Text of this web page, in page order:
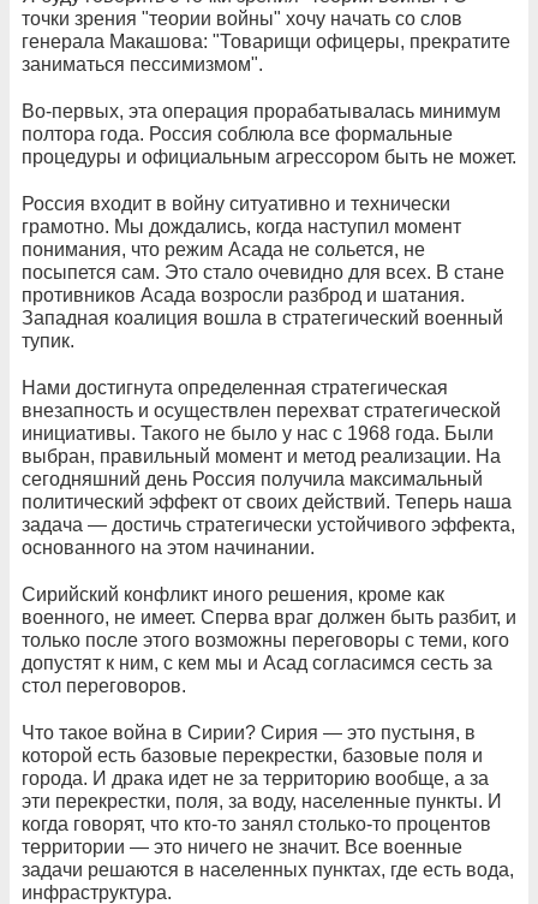
точки зрения "теории войны" хочу начать со слов
генерала Макашова: "Товарищи офицеры, прекратите
заниматься пессимизмом".
Во-первых, эта операция прорабатывалась минимум
полтора года. Россия соблюла все формальные
процедуры и официальным агрессором быть не может.
Россия входит в войну ситуативно и технически
грамотно. Мы дождались, когда наступил момент
понимания, что режим Асада не сольется, не
посыпется сам. Это стало очевидно для всех. В стане
противников Асада возросли разброд и шатания.
Западная коалиция вошла в стратегический военный
тупик.
Нами достигнута определенная стратегическая
внезапность и осуществлен перехват стратегической
инициативы. Такого не было у нас с 1968 года. Были
выбран, правильный момент и метод реализации. На
сегодняшний день Россия получила максимальный
политический эффект от своих действий. Теперь наша
задача — достичь стратегически устойчивого эффекта,
основанного на этом начинании.
Сирийский конфликт иного решения, кроме как
военного, не имеет. Сперва враг должен быть разбит, и
только после этого возможны переговоры с теми, кого
допустят к ним, с кем мы и Асад согласимся сесть за
стол переговоров.
Что такое война в Сирии? Сирия — это пустыня, в
которой есть базовые перекрестки, базовые поля и
города. И драка идет не за территорию вообще, а за
эти перекрестки, поля, за воду, населенные пункты. И
когда говорят, что кто-то занял столько-то процентов
территории — это ничего не значит. Все военные
задачи решаются в населенных пунктах, где есть вода,
инфраструктура.